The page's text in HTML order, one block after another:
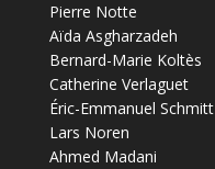
Pierre Notte
Aïda Asgharzadeh
Bernard-Marie Koltès
Catherine Verlaguet
Éric-Emmanuel Schmitt
Lars Noren
Ahmed Madani